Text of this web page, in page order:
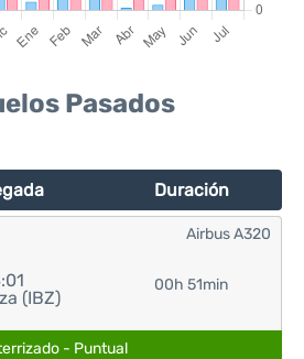
Pasados
Duración
(IBZ)
00h 51min
Airbus A320
- Puntual